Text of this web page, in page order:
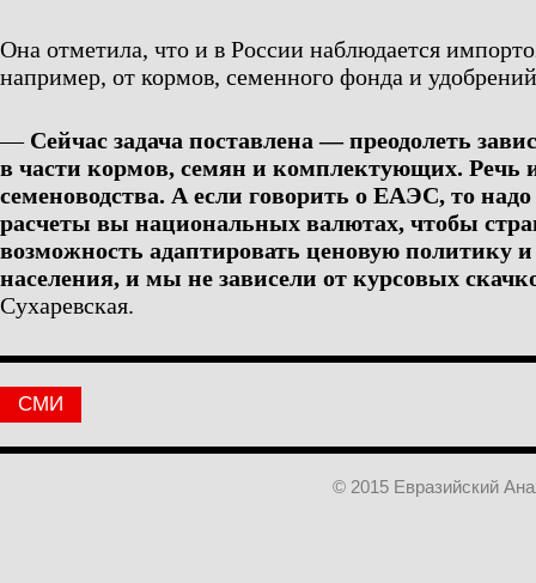
Она отметила, что и в России наблюдается
например, от кормов, семенного фонда и
— Сейчас задача поставлена — преодолеть
в части кормов, семян и комплектующих. Речь
семеноводства. А если говорить о ЕАЭС, то надо
расчеты вы национальных валютах, чтобы
возможность адаптировать ценовую политику и
населения, и мы не зависели от курсовых
Сухаревская.
СМИ
© 2015 Евразийский